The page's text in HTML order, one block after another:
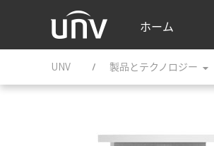
ホーム
UNV 製品とテクノロジー